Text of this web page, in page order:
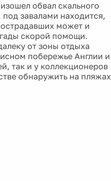
обвал скального
завалами находится,
может и
скорой помощи.
от зоны отдыха
побережье Англии и
так и у коллекционеров
обнаружить на пляжах